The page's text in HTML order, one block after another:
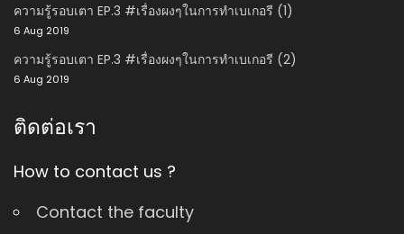
ความรู้รอบเตา EP.3 #เรื่องผงๆในการทำเบเกอรี (1)
6 Aug 2019
ความรู้รอบเตา EP.3 #เรื่องผงๆในการทำเบเกอรี (2)
6 Aug 2019
ติดต่อเรา
How to contact us ?
Contact the faculty